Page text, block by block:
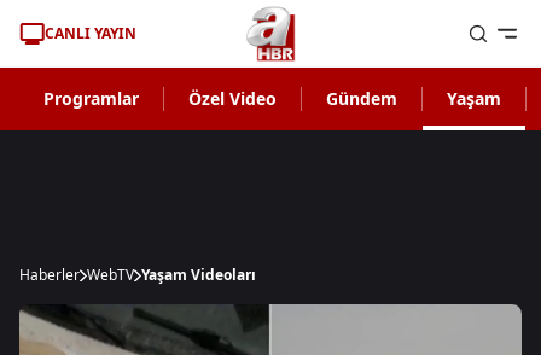
CANLI YAYIN
Programlar Özel Video Gündem Yaşam
Haberler WebTV Yaşam Videoları